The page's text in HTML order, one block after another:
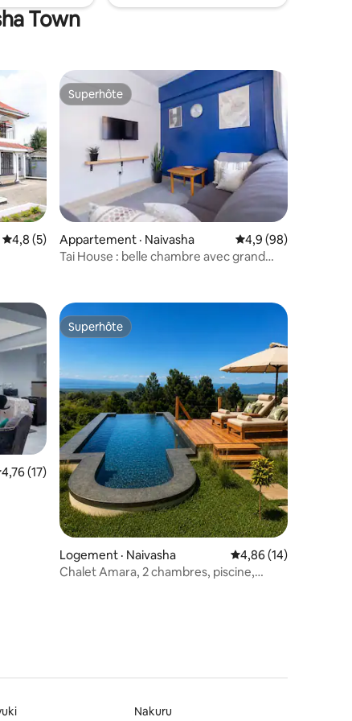
Town
Note moyenne de 4,8 sur 5, 5 commentaires
4,8 (5)
Superhôte
Superhôte
Appartement · Naivasha Note moyenne de
4,9 (98)
Tai House : belle chambre avec grand
moyenne de 4,76 sur 5, 17 commentaires
4,76 (17)
Superhôte
Superhôte
Logement · Naivasha Note moyenne de
4,86 (14)
Chalet Amara, 2 chambres, piscine,
Nakuru